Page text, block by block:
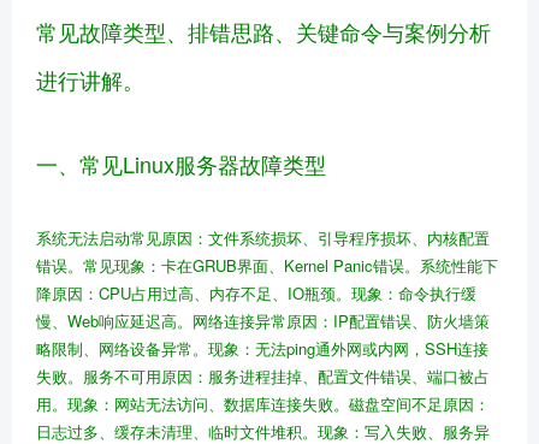
常见故障类型、排错思路、关键命令与案例分析
进行讲解。
一、常见Linux服务器故障类型
系统无法启动常见原因：文件系统损坏、引导程序损坏、内核配置
错误。 常见现象：卡在GRUB界面、Kernel Panic错误。 系统性能下
降原因：CPU占用过高、内存不足、IO瓶颈。 现象：命令执行缓
慢、Web响应延迟高。 网络连接异常原因：IP配置错误、防火墙策
略限制、网络设备异常。 现象：无法ping通外网或内网，SSH连接
失败。 服务不可用原因：服务进程挂掉、配置文件错误、端口被占
用。 现象：网站无法访问、数据库连接失败。 磁盘空间不足 原因：
日志过多、缓存未清理、临时文件堆积。 现象：写入失败、服务异